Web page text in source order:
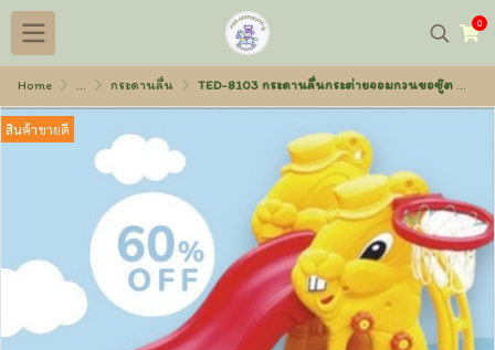
0
Home ... กระดานลื่น TED-8103 กระดานลื่นกระต่ายจอมกวนขอซู๊ต พลาสติก
สินค้าขายดี